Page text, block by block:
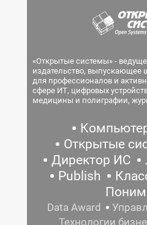
«Открытые системы» -
издательство, выпускающее
для профессионалов и
сфере ИТ, цифровых
медицины и полиграфии,
Открытые
Директор ИС
Publish
Data Award
Технологии